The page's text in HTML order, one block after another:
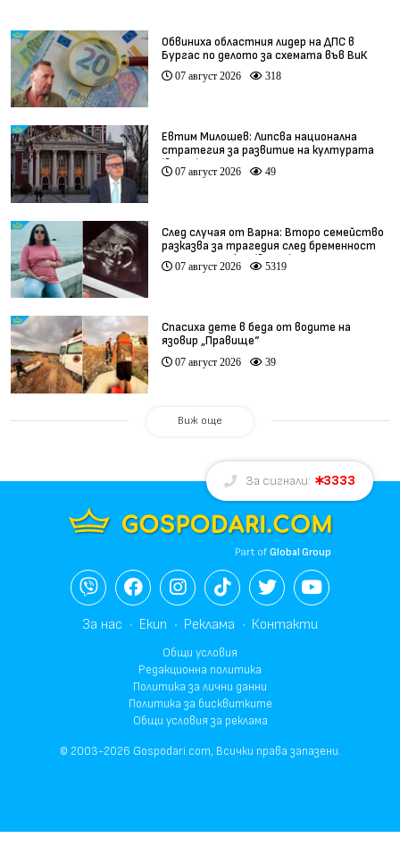
Обвиниха областния лидер на ДПС в
Бургас по делото за схемата във ВиК
07 август 2026 318
Евтим Милошев: Липсва национална
стратегия за развитие на културата
(видео)
07 август 2026 49
След случая от Варна: Второ семейство
разказва за трагедия след бременност
при същия лекар (видео)
07 август 2026 5319
Спасиха дете в беда от водите на
язовир „Правище“
07 август 2026 39
Виж още
За сигнали: 3333
Part ofGlobal Group
За нас Екип Реклама Контакти
Общи условия
Редакционна политика
Политика за лични данни
Политика за бисквитките
Общи условия за реклама
© 2003-2026 Gospodari.com, Всички права запазени.